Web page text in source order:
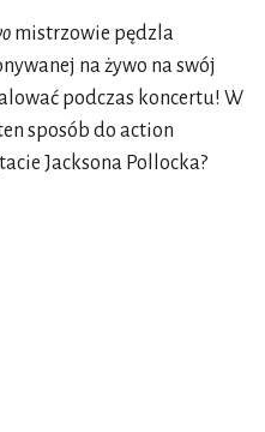
mistrzowie pędzla
na żywo na swój
podczas koncertu! W
sposób do action
Jacksona Pollocka?